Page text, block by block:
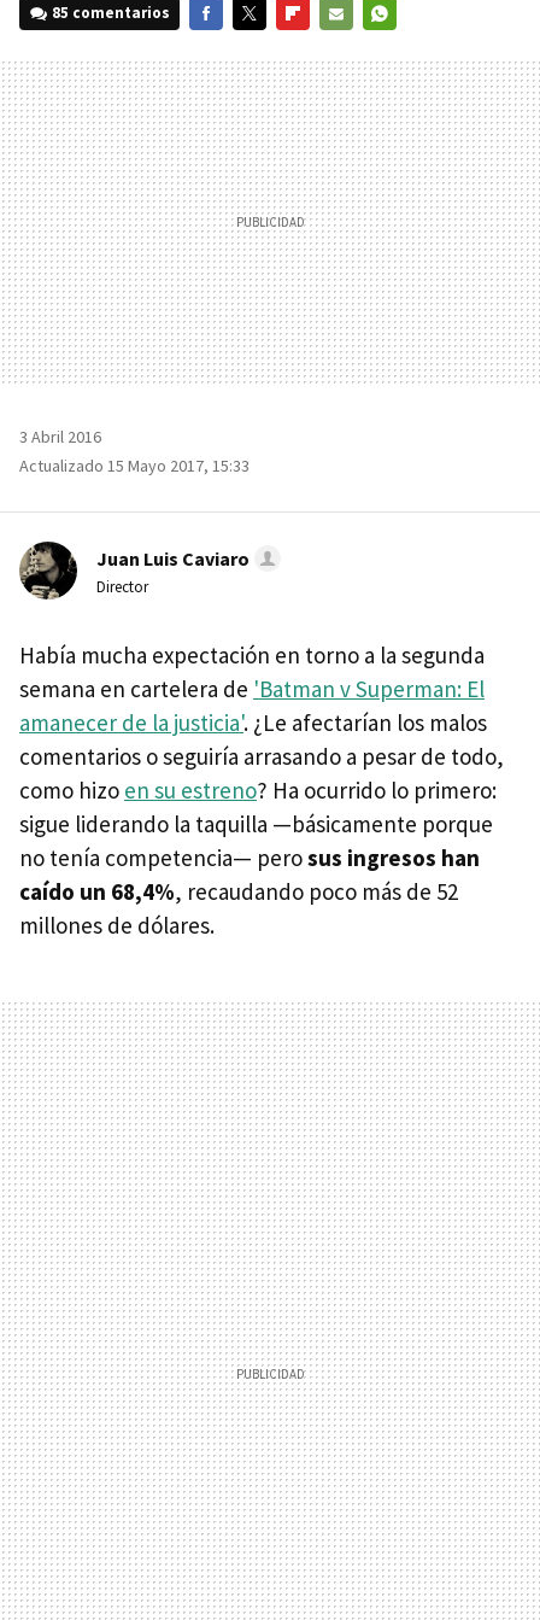
85 comentarios
MAIL
3 Abril 2016
Actualizado 15 Mayo 2017, 15:33
Juan Luis Caviaro
Director
Había mucha expectación en torno a la segunda
semana en cartelera de 'Batman v Superman: El
amanecer de la justicia'. ¿Le afectarían los malos
comentarios o seguiría arrasando a pesar de todo,
como hizo en su estreno? Ha ocurrido lo primero:
sigue liderando la taquilla —básicamente porque
no tenía competencia— perosus ingresos han
caído un 68,4%, recaudando poco más de 52
millones de dólares.